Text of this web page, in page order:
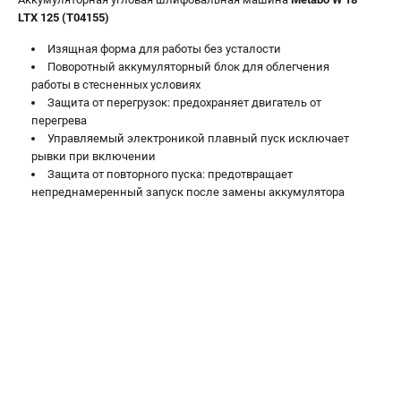
+7 (911) 360-06-14 | +7 (8112) 59-10-67
zakaz@metabo-market.ru
LTX 125 (T04155)
Изящная форма для работы без усталости
Поворотный аккумуляторный блок для облегчения
работы в стесненных условиях
Защита от перегрузок: предохраняет двигатель от
перегрева
Управляемый электроникой плавный пуск исключает
рывки при включении
Защита от повторного пуска: предотвращает
непреднамеренный запуск после замены аккумулятора